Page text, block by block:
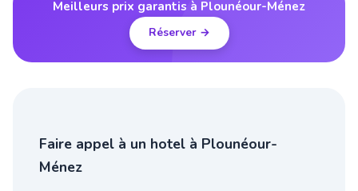
Meilleurs prix garantis à Plounéour-Ménez
Réserver →
Faire appel à un hotel à Plounéour-
Ménez